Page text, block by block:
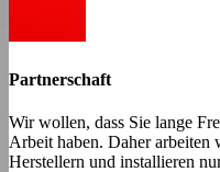
Partnerschaft
Wir wollen, dass Sie lange
Arbeit haben. Daher
Herstellern und installieren